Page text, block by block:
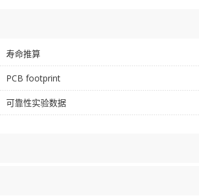
寿命推算
PCB footprint
可靠性实验数据